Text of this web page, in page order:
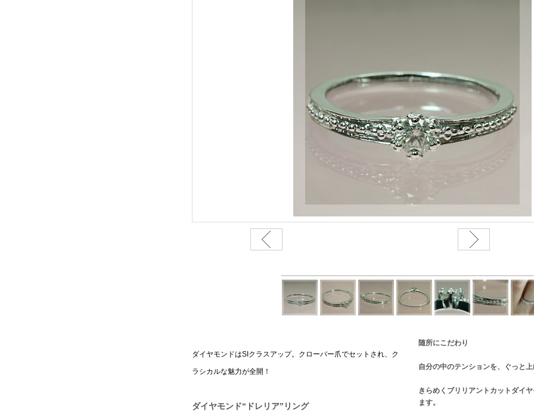
随所にこだわり
自分の中のテンションを、ぐっと上
きらめくブリリアントカットダイ
ます。
ダイヤモンドはSIクラスアップ。クローバー爪でセットされ、ク
ラシカルな魅力が全開！
ダイヤモンド“ドレリア”リング